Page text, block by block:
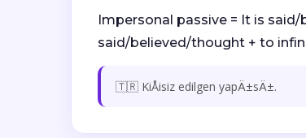
Impersonal passive = It is
said/believed/thought + to
🇹🇷 KiÅisiz edilgen yapÄ±sÄ±.